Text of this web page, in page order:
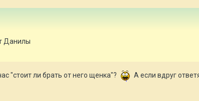
Данилы
"стоит ли брать от него щенка"?
А если вдруг